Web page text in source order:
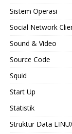
Sistem Operasi
Social Network
Sound & Video
Source Code
Squid
Start Up
Statistik
Struktur Data